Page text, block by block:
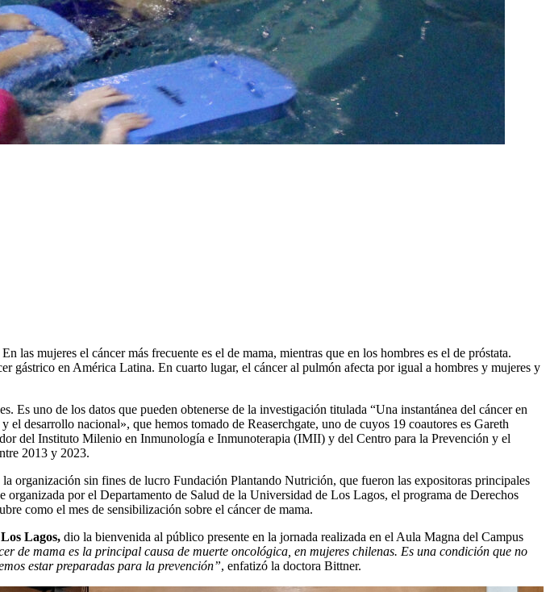
las mujeres el cáncer más frecuente es el de mama, mientras que en los hombres es el de próstata.
gástrico en América Latina. En cuarto lugar, el cáncer al pulmón afecta por igual a hombres y mujeres y
uno de los datos que pueden obtenerse de la investigación titulada “Una instantánea del cáncer en
desarrollo nacional», que hemos tomado de Reaserchgate, uno de cuyos 19 coautores es Gareth
del Instituto Milenio en Inmunología e Inmunoterapia (IMII) y del Centro para la Prevención y el
2013 y 2023.
organización sin fines de lucro Fundación Plantando Nutrición, que fueron las expositoras principales
por el Departamento de Salud de la Universidad de Los Lagos, el programa de Derechos
como el mes de sensibilización sobre el cáncer de mama.
Lagos, dio la bienvenida al público presente en la jornada realizada en el Aula Magna del Campus
de mama es la principal causa de muerte oncológica, en mujeres chilenas. Es una condición que no
estar preparadas para la prevención”, enfatizó la doctora Bittner.